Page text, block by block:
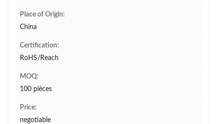
Place of Origin:
China
Certification:
RoHS/Reach
MOQ:
100 pièces
Price:
negotiable